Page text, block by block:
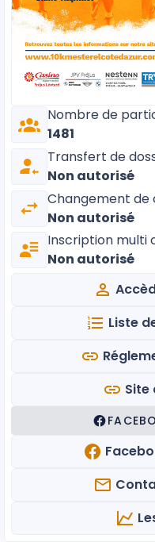
Nombre de
1481
Transfert de
Non autorisé
Changement de
Non autorisé
Inscription multi
Non autorisé
Liste
Site